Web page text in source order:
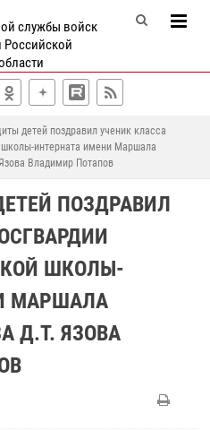
службы войск
Российской
детей поздравил ученик класса
школы-интерната имени Маршала
Владимир Потапов
ПОЗДРАВИЛ
ШКОЛЫ-
МАРШАЛА
Д.Т. ЯЗОВА